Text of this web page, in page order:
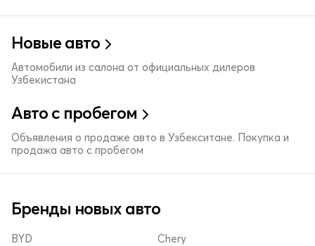
Новые авто
Автомобили из салона от официальных дилеров
Узбекистана
Авто с пробегом
Объявления о продаже авто в Узбекситане. Покупка и
продажа авто с пробегом
Бренды новых авто
BYD Chery